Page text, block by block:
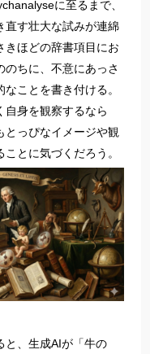
に至るまで、
直す壮大な試みが連綿
きほどの辞書項目にお
ちに、不意にあっさ
ことを書き付ける。
自身を観察するなら
とっぴなイメージや観
とに気づくだろう。
と、生成AIが「牛の